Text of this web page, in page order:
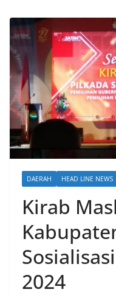
DAERAH HEAD LINE NEWS
Kirab
2024